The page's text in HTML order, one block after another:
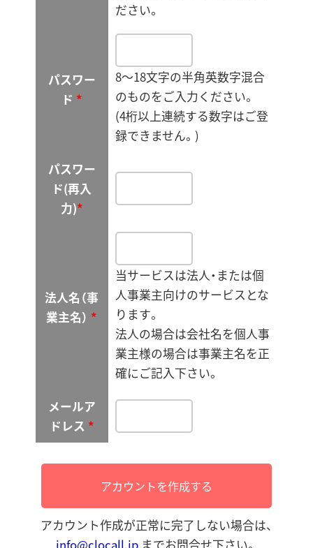
ださい。
パスワー
ド *
8～18文字の半角英数字混合
のものをご入力ください。
(4桁以上連続する数字はご登
録できません。)
パスワー
ド(再入
力)*
法人名（事
業主名） *
当サービスは法人・または個
人事業主向けのサービスとな
ります。
法人の場合は会社名を個人事
業主様の場合は事業主名を正
確にご記入下さい。
メールア
ドレス *
アカウント作成が正常に完了しない場合は、
info@clocall.jp までお問合せ下さい。